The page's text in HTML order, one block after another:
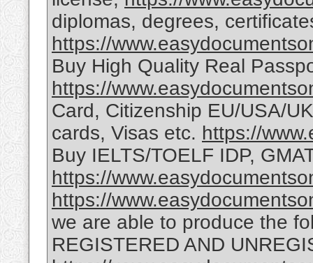
diplomas, degrees,
https://
Buy High Quality Real
https://
Card, Citizenship EU/USA/
cards, Visas etc. https://
Buy IELTS/TOELF IDP,
https://
https://
we are able to produce the
REGISTERED AND